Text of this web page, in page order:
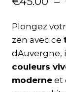
Plongez
zen avec ce
dAuvergne,
couleurs
moderne et